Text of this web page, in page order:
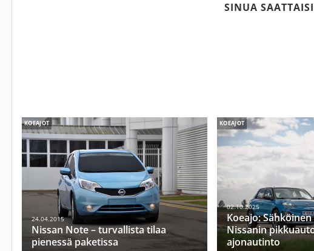
SINUA
KOEAJOT
24.04.2015
Nissan Note – turvallista tilaa
pienessä paketissa
KOEAJOT
02.10.2025
Koeajo:
Nissanin
ajonautinto